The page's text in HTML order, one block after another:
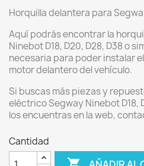
Horquilla delantera para
Aquí podrás encontrar la
Ninebot D18, D20, D28, D38 o
necesaria para poder instalar
motor delantero del vehículo.
Si buscas más piezas y
eléctrico Segway Ninebot D18,
los encuentras en la web,
Cantidad